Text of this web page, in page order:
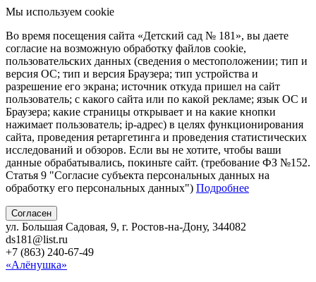
Мы используем cookie
Во время посещения сайта «Детский сад № 181», вы даете
согласие на возможную обработку файлов cookie,
пользовательских данных (сведения о местоположении; тип и
версия ОС; тип и версия Браузера; тип устройства и
разрешение его экрана; источник откуда пришел на сайт
пользователь; с какого сайта или по какой рекламе; язык ОС и
Браузера; какие страницы открывает и на какие кнопки
нажимает пользователь; ip-адрес) в целях функционирования
сайта, проведения ретаргетинга и проведения статистических
исследований и обзоров. Если вы не хотите, чтобы ваши
данные обрабатывались, покиньте сайт. (требование ФЗ №152.
Статья 9 "Согласие субъекта персональных данных на
обработку его персональных данных") Подробнее
Согласен
ул. Большая Садовая, 9, г. Ростов-на-Дону, 344082
ds181@list.ru
+7 (863) 240-67-49
«Алёнушка»